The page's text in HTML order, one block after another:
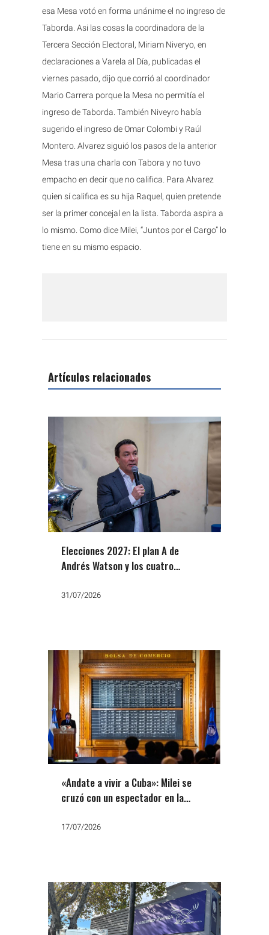
esa Mesa votó en forma unánime el no ingreso de
Taborda. Asi las cosas la coordinadora de la
Tercera Sección Electoral, Miriam Niveryo, en
declaraciones a Varela al Día, publicadas el
viernes pasado, dijo que corrió al coordinador
Mario Carrera porque la Mesa no permitía el
ingreso de Taborda. También Niveyro había
sugerido el ingreso de Omar Colombi y Raúl
Montero. Alvarez siguió los pasos de la anterior
Mesa tras una charla con Tabora y no tuvo
empacho en decir que no califica. Para Alvarez
quien sí califica es su hija Raquel, quien pretende
ser la primer concejal en la lista. Taborda aspira a
lo mismo. Como dice Milei, “Juntos por el Cargo” lo
tiene en su mismo espacio.
Artículos relacionados
Elecciones 2027: El plan A de
Andrés Watson y los cuatro
31/07/2026
«Andate a vivir a Cuba»: Milei se
cruzó con un espectador en la
17/07/2026